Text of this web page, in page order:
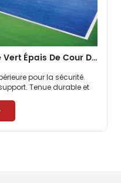
Plancher D'intérieur Durable Vert Épais De Cour De Pickleball De 4,5 Mm
pour la sécurité.
Tenue durable et